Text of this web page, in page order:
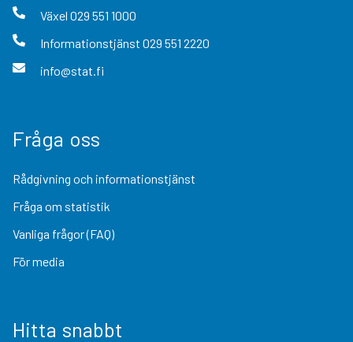
Växel 029 551 1000
Informationstjänst 029 551 2220
info@stat.fi
Fråga oss
Rådgivning och informationstjänst
Fråga om statistik
Vanliga frågor (FAQ)
För media
Hitta snabbt